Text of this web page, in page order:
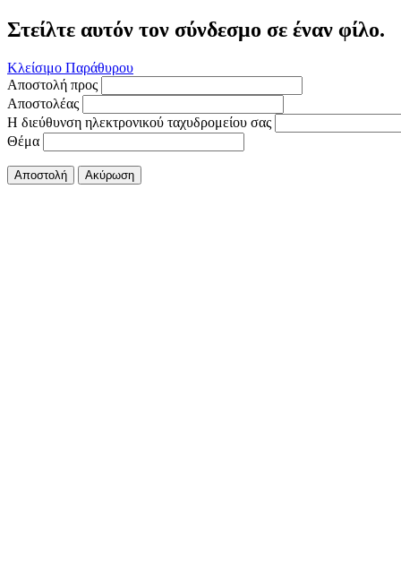
Στείλτε αυτόν τον σύνδεσμο σε έναν φίλο.
Κλείσιμο Παράθυρου
Αποστολή προς
Αποστολέας
Η διεύθυνση ηλεκτρονικού ταχυδρομείου σας
Θέμα
Αποστολή Ακύρωση